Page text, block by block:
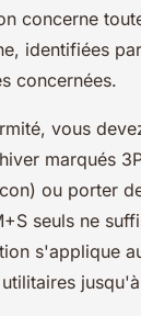
concerne
identifiées
concernées.
vous
marqués
ou porter
seuls ne
s'applique